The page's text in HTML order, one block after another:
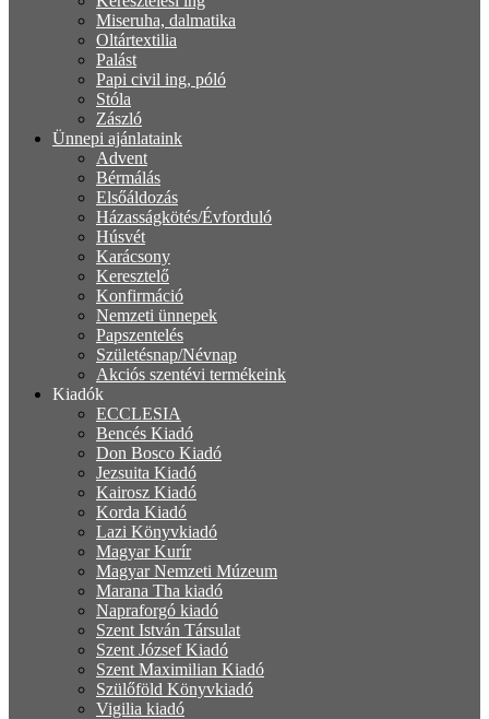
Miseruha, dalmatika
Oltártextilia
Palást
Papi civil ing, póló
Stóla
Zászló
Ünnepi ajánlataink
Advent
Bérmálás
Elsőáldozás
Házasságkötés/Évforduló
Húsvét
Karácsony
Keresztelő
Konfirmáció
Nemzeti ünnepek
Papszentelés
Születésnap/Névnap
Akciós szentévi termékeink
Kiadók
ECCLESIA
Bencés Kiadó
Don Bosco Kiadó
Jezsuita Kiadó
Kairosz Kiadó
Korda Kiadó
Lazi Könyvkiadó
Magyar Kurír
Magyar Nemzeti Múzeum
Marana Tha kiadó
Napraforgó kiadó
Szent István Társulat
Szent József Kiadó
Szent Maximilian Kiadó
Szülőföld Könyvkiadó
Vigilia kiadó